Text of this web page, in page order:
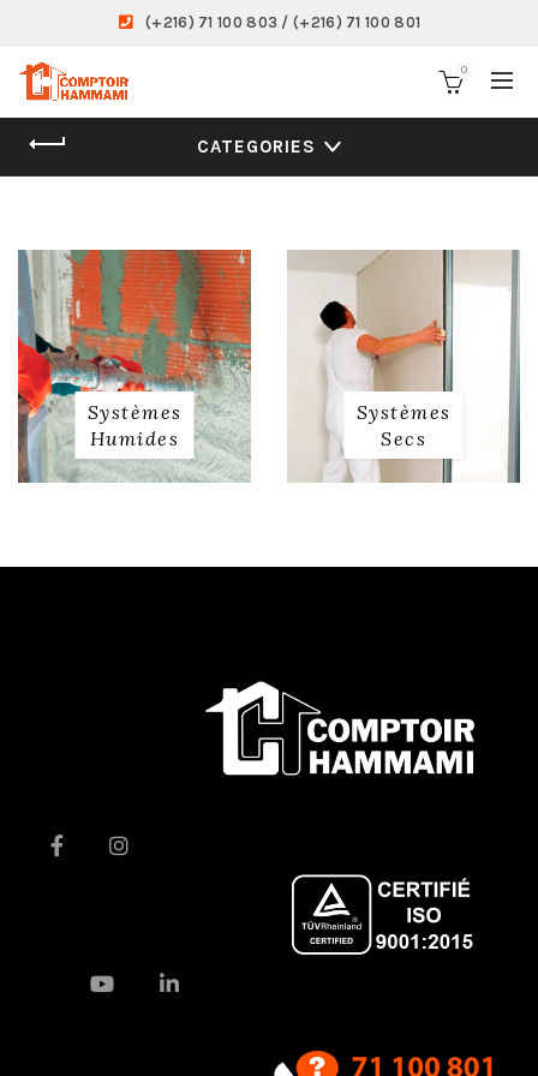
(+216) 71 100 803 / (+216) 71 100 801
0
CATEGORIES
Systèmes
Humides
Systèmes
Secs